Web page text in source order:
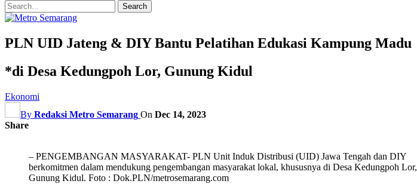
PLN UID Jateng & DIY Bantu Pelatihan Edukasi Kampung Madu
*di Desa Kedungpoh Lor, Gunung Kidul
Ekonomi
By Redaksi Metro Semarang On Dec 14, 2023
Share
– PENGEMBANGAN MASYARAKAT- PLN Unit Induk Distribusi (UID) Jawa Tengah dan DIY
berkomitmen dalam mendukung pengembangan masyarakat lokal, khususnya di Desa Kedungpoh Lor,
Gunung Kidul. Foto : Dok.PLN/metrosemarang.com